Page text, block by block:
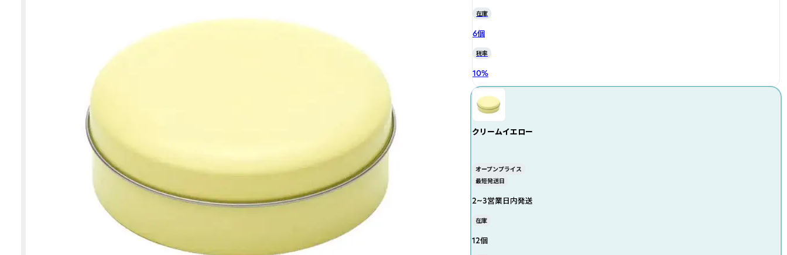
在庫
6個
税率
10%
クリームイエロー
オープンプライス
最短発送日
2~3営業日内発送
在庫
12個